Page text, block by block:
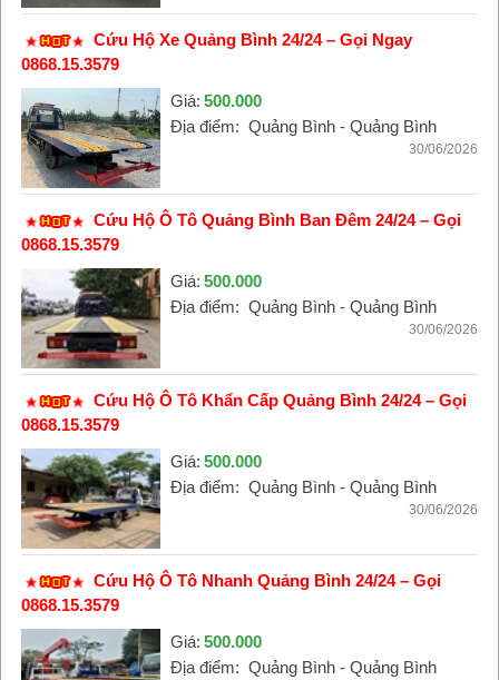
Cứu Hộ Xe Quảng Bình 24/24 – Gọi Ngay
0868.15.3579
Giá: 500.000
Địa điểm: Quảng Bình - Quảng Bình
30/06/2026
Cứu Hộ Ô Tô Quảng Bình Ban Đêm 24/24 – Gọi
0868.15.3579
Giá: 500.000
Địa điểm: Quảng Bình - Quảng Bình
30/06/2026
Cứu Hộ Ô Tô Khẩn Cấp Quảng Bình 24/24 – Gọi
0868.15.3579
Giá: 500.000
Địa điểm: Quảng Bình - Quảng Bình
30/06/2026
Cứu Hộ Ô Tô Nhanh Quảng Bình 24/24 – Gọi
0868.15.3579
Giá: 500.000
Địa điểm: Quảng Bình - Quảng Bình